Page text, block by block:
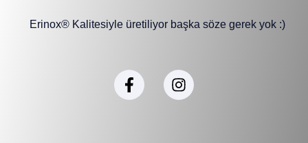
Erinox® Kalitesiyle üretiliyor başka söze gerek yok :)